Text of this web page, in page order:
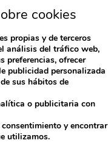
cookies
propias y de terceros
análisis del tráfico web,
preferencias, ofrecer
publicidad personalizada
sus hábitos de
o publicitaria con
y encontrar
utilizamos.